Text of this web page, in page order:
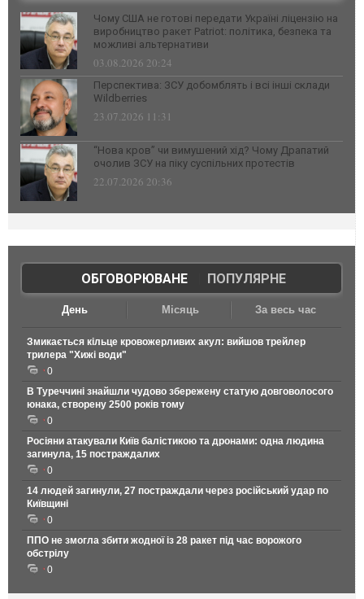
Чому США не готові передати Україні ліцензію на
виробництво ракет Patriot: політика, безпека та
можливі альтернативи
03.08.2026 20:24
Перспектива: ЗСУ добомблять і всі інші склади
Wildberries
23.07.2026 11:31
“Нова кров” чи вимушений хід? Чому Драпатий
очолив ЗСУ на піку суспільних протестів
22.07.2026 20:36
ОБГОВОРЮВАНЕ| ПОПУЛЯРНЕ
День Місяць За весь час
Змикається кільце кровожерливих акул: вийшов трейлер
трилера "Хижі води"
0
В Туреччині знайшли чудово збережену статую довговолосого
юнака, створену 2500 років тому
0
Росіяни атакували Київ балістикою та дронами: одна людина
загинула, 15 постраждалих
0
14 людей загинули, 27 постраждали через російський удар по
Київщині
0
ППО не змогла збити жодної із 28 ракет під час ворожого
обстрілу
0